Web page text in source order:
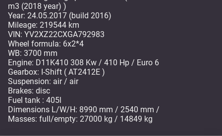
m3 (2018 year) )
Year: 24.05.2017 (build 2016)
Mileage: 219544 km
VIN: YV2XZ22CXGA792983
Wheel formula: 6x2*4
WB: 3700 mm
Engine: D11K410 308 Kw / 410 Hp / Euro 6
Gearbox: I-Shift ( AT2412E )
Suspension: air / air
Brakes: disc
Fuel tank : 405l
Dimensions L/W/H: 8990 mm / 2540 mm /
Masses: full/empty: 27000 kg / 14849 kg